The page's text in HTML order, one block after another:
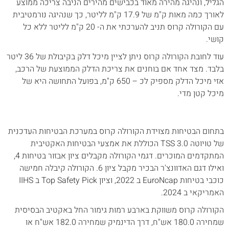
הגליל, ונהיגה מהירה מאוד בכבישים מהירים הניבה צריכה ממוצע
לאורך כמה מאות ק"מ של 17.9 ק"מ לליטר, כך שנהיגה נורמטיבית
עם הקורולה קרוס תניב להערכתי את ה- 20 ק"מ לליטר ללא כל
קושי.
עוד לחובת הקורולה קרוס ניתן לציין מיכל דלק בקיבולת של 36 ליטר
בלבד. מצד אחד אם בוחנים את צריכת הדלק הממוצעת של הרכב,
אזי מיכל הדלק מספיק לכ – 650 ק"מ, בפועל התחושה היא של
מיכל קטן מדי.
בתחום הבטיחות מצוידת הקורולה קרוס במערכת הבטיחות העדכנית
של טויוטה TSS 3.0 הכוללת את אמצעי הבטיחות האקטיבית
המתקדמים המוכרים. דגמי הקורולה מקבלים ציון אבזור בטיחות 4,
ואילו דגם האדוונצ'ר הבכיר מקבל ציון 6. הקורולה קיבלה חמישה
כוכבי בטיחות EuroNcap ב 2022, וציון Top Safety Pick ב IIHS
האמריקאי ב 2024.
הקורולה קרוס משווקת בארבע רמות גימור החל באקטיב הבסיסית
שמחירה 180.0 אש"ח, דרך הדינמיק שמחירה 182.0 אש"ח או